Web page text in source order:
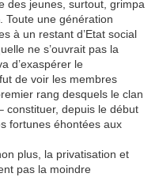
des jeunes, surtout, grimpa
Toute une génération
à un restant d’Etat social
ne s’ouvrait pas la
d’exaspérer le
de voir les membres
rang desquels le clan
constituer, depuis le début
fortunes éhontées aux
plus, la privatisation et
pas la moindre